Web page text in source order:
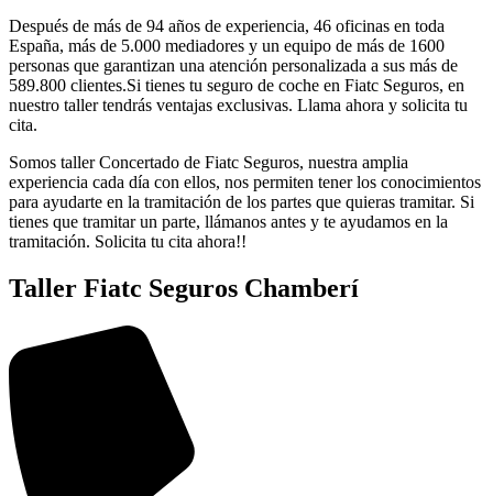
Después de más de 94 años de experiencia, 46 oficinas en toda
España, más de 5.000 mediadores y un equipo de más de 1600
personas que garantizan una atención personalizada a sus más de
589.800 clientes.Si tienes tu seguro de coche en Fiatc Seguros, en
nuestro taller tendrás ventajas exclusivas. Llama ahora y solicita tu
cita.
Somos taller Concertado de Fiatc Seguros, nuestra amplia
experiencia cada día con ellos, nos permiten tener los conocimientos
para ayudarte en la tramitación de los partes que quieras tramitar. Si
tienes que tramitar un parte, llámanos antes y te ayudamos en la
tramitación. Solicita tu cita ahora!!
Taller Fiatc Seguros Chamberí